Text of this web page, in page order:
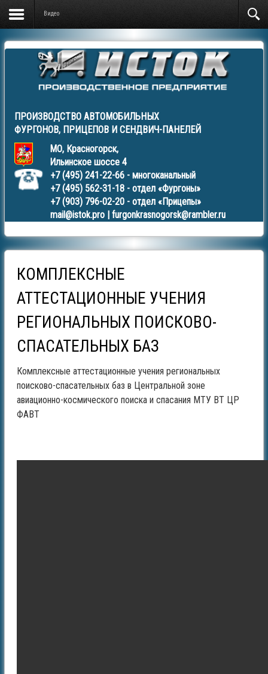
Видео
ПРОИЗВОДСТВО АВТОМОБИЛЬНЫХ
ФУРГОНОВ, ПРИЦЕПОВ И СЕНДВИЧ-ПАНЕЛЕЙ
МО, Красногорск,
Ильинское шоссе 4
+7 (495) 241-22-66 - многоканальный
+7 (495) 562-31-18 - отдел «Фургоны»
+7 (903) 796-02-20 - отдел «Прицепы»
mail@istok.pro
furgonkrasnogorsk@rambler.ru
КОМПЛЕКСНЫЕ
АТТЕСТАЦИОННЫЕ УЧЕНИЯ
РЕГИОНАЛЬНЫХ ПОИСКОВО-
СПАСАТЕЛЬНЫХ БАЗ
Комплексные аттестационные учения региональных
поисково-спасательных баз в Центральной зоне
авиационно-космического поиска и спасания МТУ ВТ ЦР
ФАВТ